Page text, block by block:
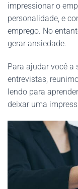
impressionar o
personalidade, e
emprego. No
gerar ansiedade.
Para ajudar você a
entrevistas,
lendo para
deixar uma